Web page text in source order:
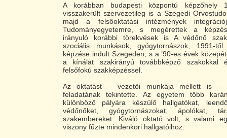
A korábban budapesti központú képzőhely
visszakerült szervezetileg is a Szegedi
majd a felsőoktatási intézmények
Tudományegyetemre, s megérettek a
irányuló korábbi törekvések is A védőnő
szociális munkások, gyógytornászok, 1991-
képzése indult Szegeden, s a ’90-es évek
a kínálat szakirányú továbbképző szakokkal
felsőfokú szakképzéssel.
Az oktatást – vezetői munkája mellett is –
feladatának tekintette. Az egyetem több
különböző pályára készülő hallgatókat,
védőnőket, gyógytornászokat, ápolókat,
szakembereket. Kiváló oktató volt, s valami
viszony fűzte mindenkori hallgatóihoz.